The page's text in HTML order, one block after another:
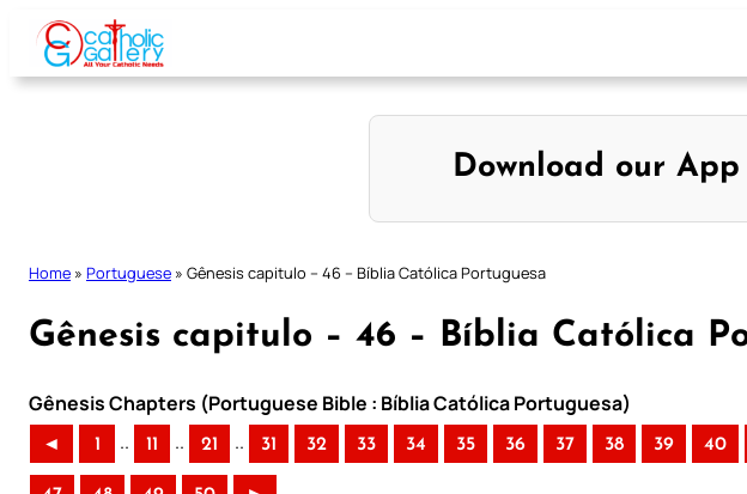
Skip
content
Download our App
Home » Portuguese » Gênesis capitulo – 46 – Bíblia Católica Portuguesa
Gênesis capitulo – 46 – Bíblia Católica
Gênesis Chapters (Portuguese Bible : Bíblia Católica Portuguesa)
◄ 1 .. 11 .. 21 .. 31 32 33 34 35 36 37 38 39 40